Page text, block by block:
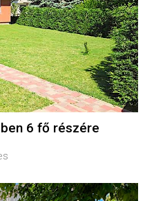
6 fő részére